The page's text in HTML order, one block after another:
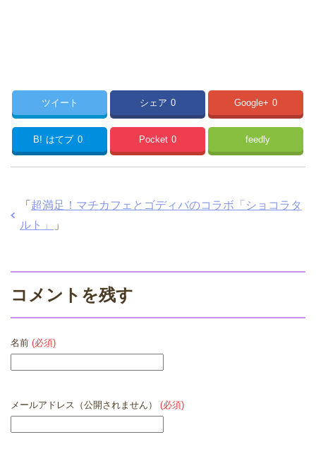
ツイート シェア 0 Google+ 0
B! はてブ 0 Pocket 0 feedly
「 超満足！マチカフェとゴディバのコラボ「ショコラタ
ルト」
」
コメントを残す
名前 (必須)
メールアドレス（公開されません） (必須)